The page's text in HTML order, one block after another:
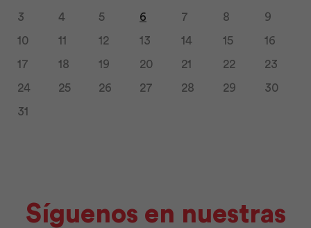
3
4 5 6 7 8
9
10
11 12 13 14 15
16
17
18 19 20 21 22
23
24
25 26 27 28 29
30
31
Síguenos en nuestras